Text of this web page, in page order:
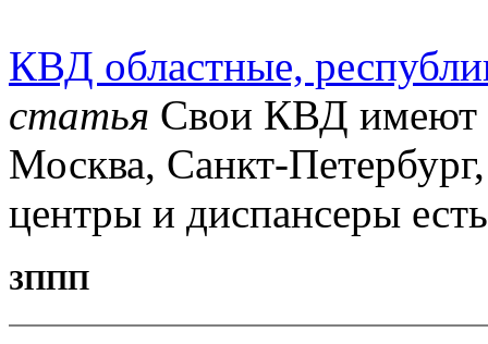
КВД областные,
статья Свои КВД имеют
Москва, Санкт-
центры и диспансеры
ЗППП